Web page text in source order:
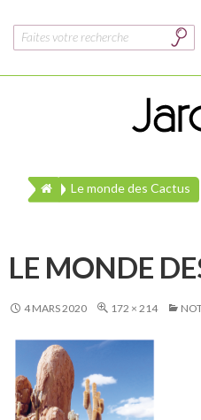
Rechercher :
Le monde des Cactus
LE MONDE
4 MARS 2020 172 × 214